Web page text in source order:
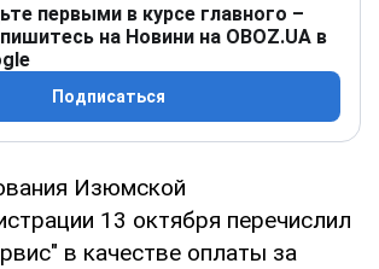
первыми в курсе главного –
на Новини на OBOZ.UA в
Подписаться
Изюмской
13 октября перечислил
в качестве оплаты за